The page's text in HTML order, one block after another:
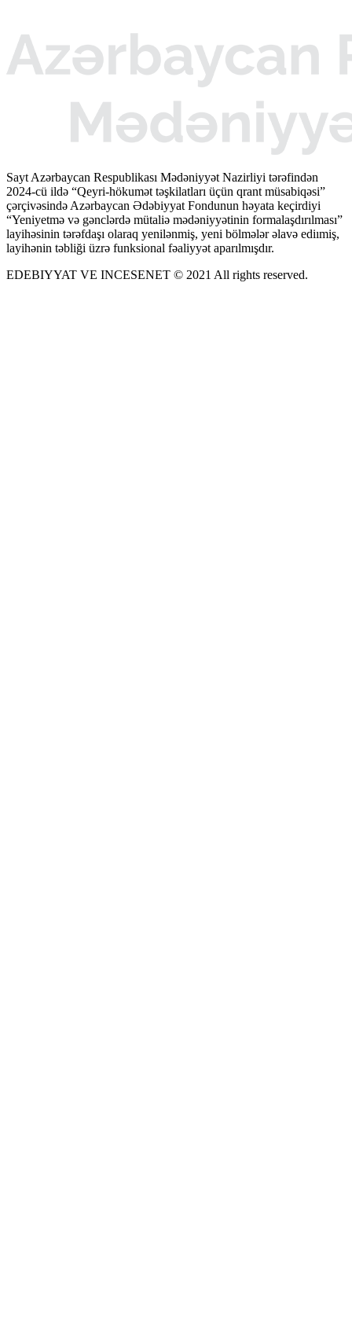
Sayt Azərbaycan Respublikası Mədəniyyət Nazirliyi tərəfindən
2024-cü ildə “Qeyri-hökumət təşkilatları üçün qrant müsabiqəsi”
çərçivəsində Azərbaycan Ədəbiyyat Fondunun həyata keçirdiyi
“Yeniyetmə və gənclərdə mütaliə mədəniyyətinin formalaşdırılması”
layihəsinin tərəfdaşı olaraq yenilənmiş, yeni bölmələr əlavə ediımiş,
layihənin təbliği üzrə funksional fəaliyyət aparılmışdır.
EDEBIYYAT VE INCESENET © 2021 All rights reserved.